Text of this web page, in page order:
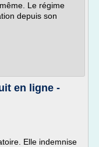
Le régime
depuis son
en ligne -
Elle indemnise